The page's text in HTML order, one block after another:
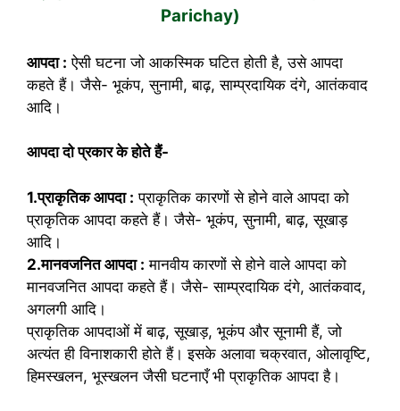
Parichay)
आपदा : ऐसी घटना जो आकस्मिक घटित होती है, उसे आपदा
कहते हैं। जैसे- भूकंप, सुनामी, बाढ़, साम्प्रदायिक दंगे, आतंकवाद
आदि।
आपदा दो प्रकार के होते हैं-
1.प्राकृतिक आपदा : प्राकृतिक कारणों से होने वाले आपदा को
प्राकृतिक आपदा कहते हैं। जैसे- भूकंप, सुनामी, बाढ़, सूखाड़
आदि।
2.मानवजनित आपदा : मानवीय कारणों से होने वाले आपदा को
मानवजनित आपदा कहते हैं। जैसे- साम्प्रदायिक दंगे, आतंकवाद,
अगलगी आदि।
प्राकृतिक आपदाओं में बाढ़, सूखाड़, भूकंप और सूनामी हैं, जो
अत्यंत ही विनाशकारी होते हैं। इसके अलावा चक्रवात, ओलावृष्टि,
हिमस्खलन, भूस्खलन जैसी घटनाएँ भी प्राकृतिक आपदा है।